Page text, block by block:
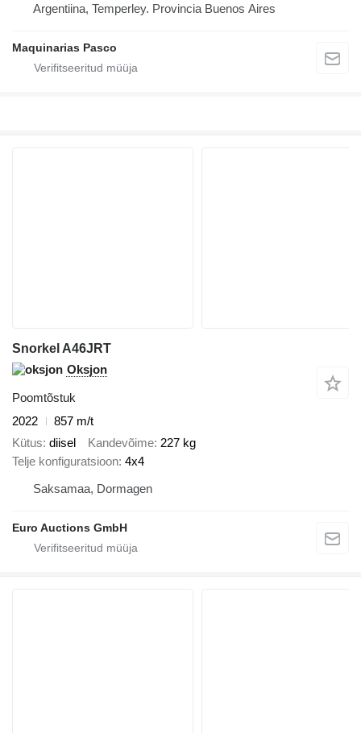
Argentiina, Temperley. Provincia Buenos Aires
Maquinarias Pasco
Snorkel A46JRT
Oksjon
Poomtõstuk
2022
857 m/t
Kütus diisel Kandevõime 227 kg
Telje konfiguratsioon 4x4
Saksamaa, Dormagen
Euro Auctions GmbH